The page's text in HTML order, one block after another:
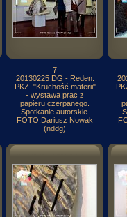
7
20130225 DG - Reden.
PKZ. "Kruchość materii"
- wystawa prac z
papieru czerpanego.
Spotkanie autorskie.
FOTO:Dariusz Nowak
(nddg)